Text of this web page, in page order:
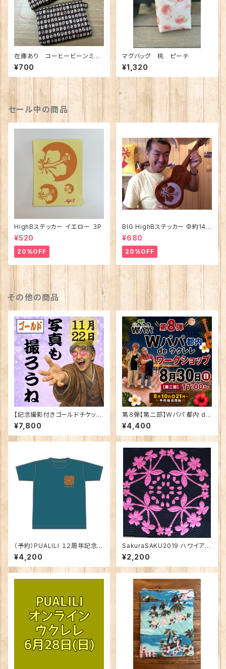
在庫あり コーヒービーンミニ
ポーチ Dカン付き
¥700
マグバッグ 桃 ピーチ
¥1,320
セール中の商品
HighBステッカー イエロー ３P
¥520
20%OFF
BIG HighBステッカー Φ約14c
m
¥680
20%OFF
その他の商品
【記念撮影付きゴールドチケッ
ト】朗読劇「逆水の志 〜染谷源
右衛門物語〜」11月22日（日）
¥7,800
第８弾【第二部】Wパパ 都内 de
ウクレレ ワークショップ 8月3
0日(日) 17:00〜
¥4,400
（予約）PUALILI １２周年記念
Wパパ コラボ Tシャツ
¥4,200
SakuraSAKU2019 ハワイアン
キルトパターン
¥2,200